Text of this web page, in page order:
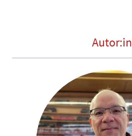
Autor:in